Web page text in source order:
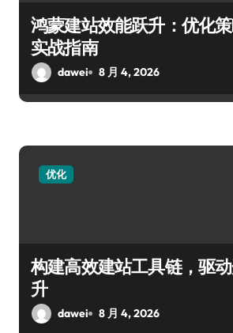
鸿蒙建站效能跃升：优化
实战指南
dawei 8 月 4, 2026
优化
构建高效建站工具链，驱
升
dawei 8 月 4, 2026